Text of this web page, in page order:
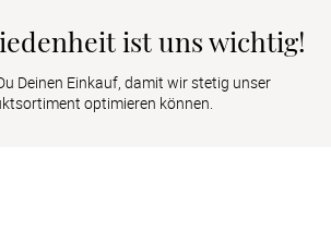
ist uns wichtig!
Deinen Einkauf, damit wir stetig unser
optimieren können.